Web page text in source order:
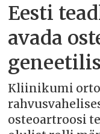
Eesti
avada
Kliinikumi
osteoartroosi